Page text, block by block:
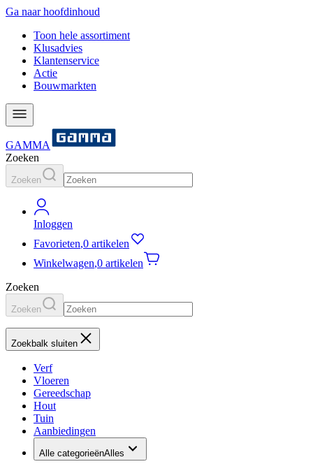
Ga naar hoofdinhoud
Toon hele assortiment
Klusadvies
Klantenservice
Actie
Bouwmarkten
GAMMA
Zoeken
Zoeken
Inloggen
Favorieten,0 artikelen
Winkelwagen,0 artikelen
Zoeken
Zoeken
Zoekbalk sluiten
Verf
Vloeren
Gereedschap
Hout
Tuin
Aanbiedingen
Alle categorieënAlles